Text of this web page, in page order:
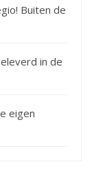
Buiten de
in de
eigen